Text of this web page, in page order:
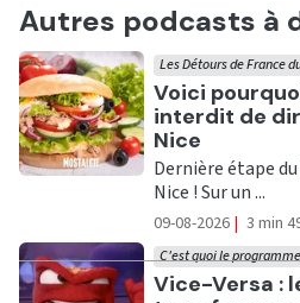
Autres podcasts à
Ecouter
Voici
interdit de
Nice
Les Détours de France
Dernière étape
Nice ! Sur un ...
09-08-2026 | 3 min
Ecouter
Vice-Versa :
C'est quoi le